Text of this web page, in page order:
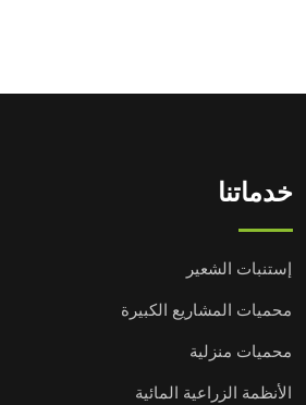
خدماتنا
إستنبات الشعير
محميات المشاريع الكبيرة
محميات منزلية
الأنظمة الزراعية المائية